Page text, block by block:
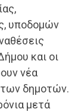
υποδομών
και οι
νέα
των δημοτών.
μετά